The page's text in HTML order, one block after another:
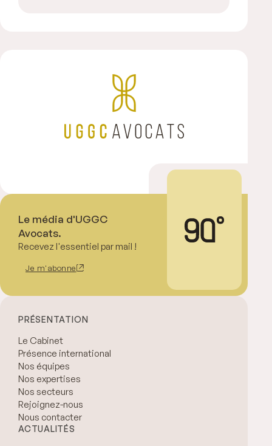
Le média d'UGGC
Avocats.
Recevez l'essentiel par mail !
Je m'abonne
PRÉSENTATION
Le Cabinet
Présence international
Nos équipes
Nos expertises
Nos secteurs
Rejoignez-nous
Nous contacter
ACTUALITÉS